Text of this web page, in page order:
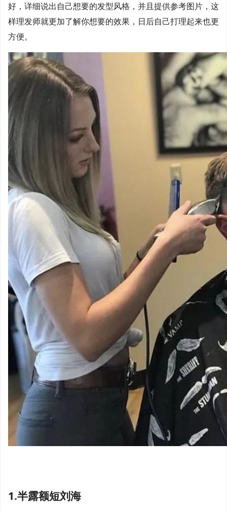
好，详细说出自己想要的发型风格，并且提供参考图片，这
样理发师就更加了解你想要的效果，日后自己打理起来也更
方便。
1.半露额短刘海